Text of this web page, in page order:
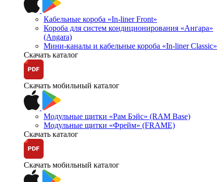
Кабельные короба «In-liner Front»
Короба для систем кондиционирования «Ангара»
(Angara)
Мини-каналы и кабельные короба «In-liner Classic»
Скачать каталог
Скачать мобильный каталог
Модульные щитки «Рам Бэйс» (RAM Base)
Модульные щитки «Фрейм» (FRAME)
Скачать каталог
Скачать мобильный каталог